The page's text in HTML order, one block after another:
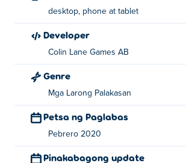
desktop, phone at tablet
Developer
Colin Lane Games AB
Genre
Mga Larong Palakasan
Petsa ng Paglabas
Pebrero 2020
Pinakabagong update